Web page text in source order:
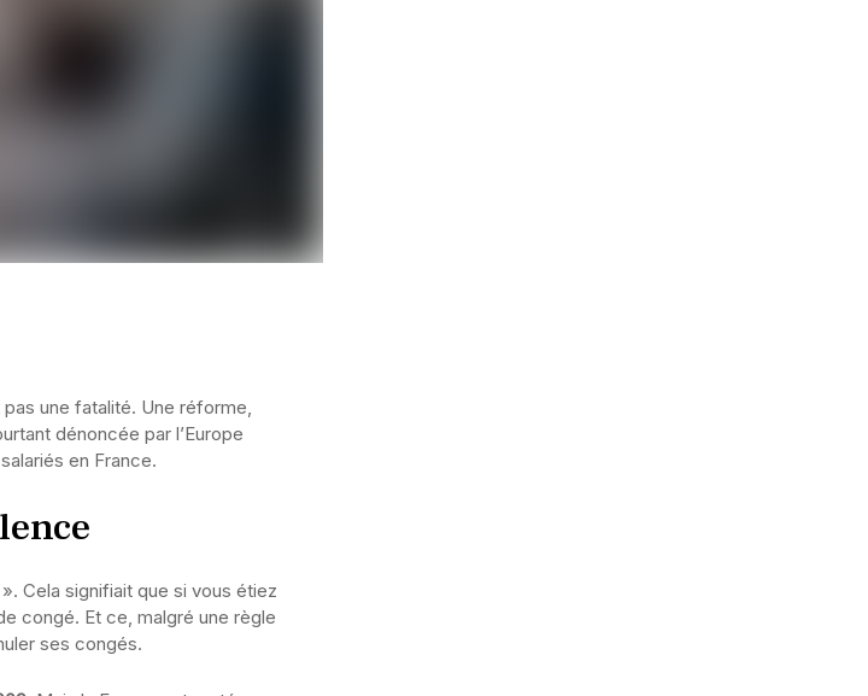
une fatalité. Une réforme,
dénoncée par l’Europe
en France.
Cela signifiait que si vous étiez
congé. Et ce, malgré une règle
ses congés.